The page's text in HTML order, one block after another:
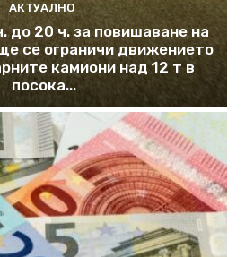
АКТУАЛНО
до 20 ч. за повишаване на
се ограничи движението
камиони над 12 т в
посока...